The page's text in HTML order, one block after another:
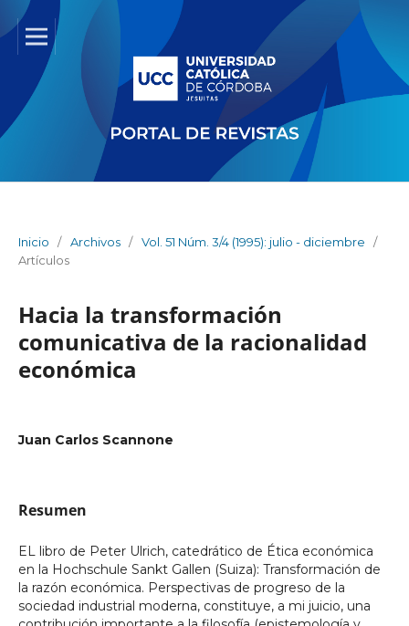
Inicio / Archivos / Vol. 51 Núm. 3/4 (1995): julio - diciembre
/
Artículos
Hacia la transformación
comunicativa de la racionalidad
económica
Juan Carlos Scannone
Resumen
EL libro de Peter Ulrich, catedrático de Ética económica
en la Hochschule Sankt Gallen (Suiza): Transformación de
la razón económica. Perspectivas de progreso de la
sociedad industrial moderna, constituye, a mi juicio, una